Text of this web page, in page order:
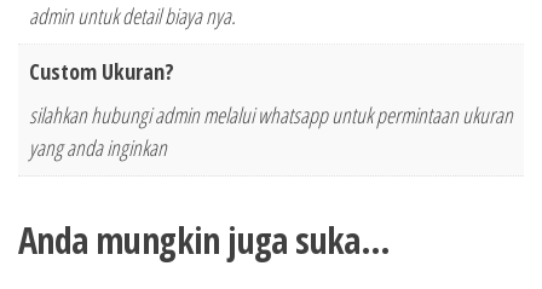
admin untuk detail biaya nya.
Custom Ukuran?
silahkan hubungi admin melalui whatsapp untuk permintaan ukuran
yang anda inginkan
Anda mungkin juga suka…